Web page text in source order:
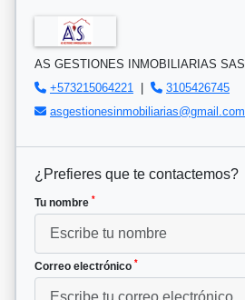
AS GESTIONES INMOBILIARIAS SAS
+573215064221
|
3105426745
asgestionesinmobiliarias@gmail.com
¿Prefieres que te contactemos?
Tu nombre *
Correo electrónico *